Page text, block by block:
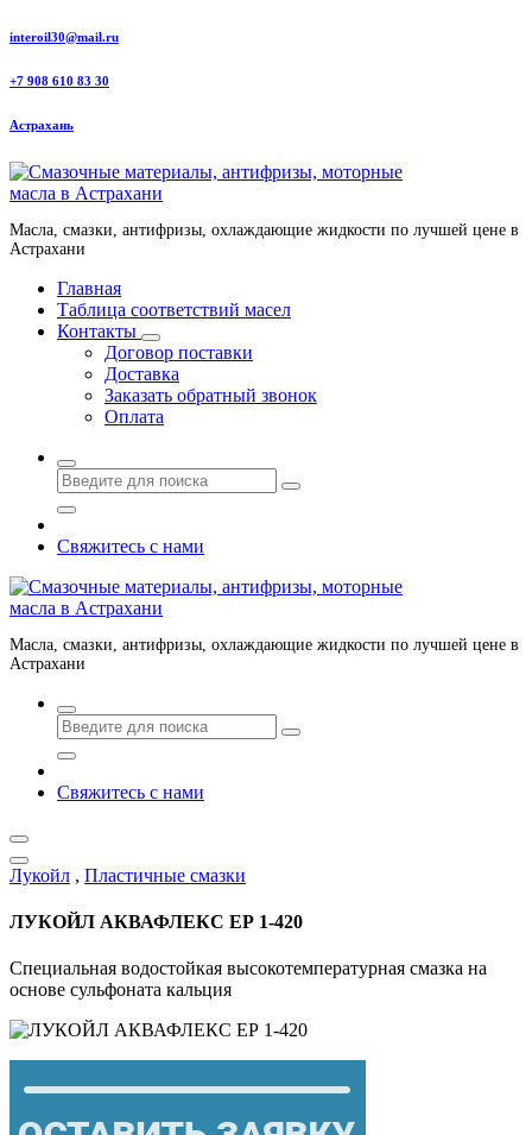
Перейти
содержанию
interoil30@mail.ru
+7 908 610 83 30
Астрахань
Масла, смазки, антифризы, охлаждающие жидкости по лучшей цене в
Астрахани
Главная
Таблица соответствий масел
Контакты
Договор поставки
Доставка
Заказать обратный звонок
Оплата
Свяжитесь с нами
Масла, смазки, антифризы, охлаждающие жидкости по лучшей цене в
Астрахани
Свяжитесь с нами
Лукойл , Пластичные смазки
ЛУКОЙЛ АКВАФЛЕКС ЕР 1-420
Специальная водостойкая высокотемпературная смазка на
основе сульфоната кальция